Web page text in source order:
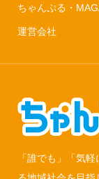
ちゃんぷる・
運営会社
「誰でも」「気